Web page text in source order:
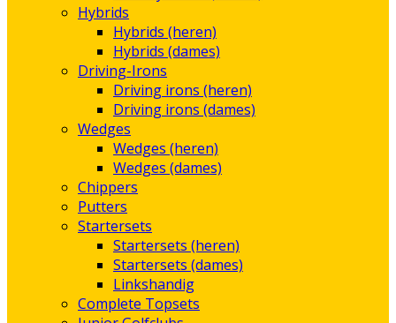
Hybrids
Hybrids (heren)
Hybrids (dames)
Driving-Irons
Driving irons (heren)
Driving irons (dames)
Wedges
Wedges (heren)
Wedges (dames)
Chippers
Putters
Startersets
Startersets (heren)
Startersets (dames)
Linkshandig
Complete Topsets